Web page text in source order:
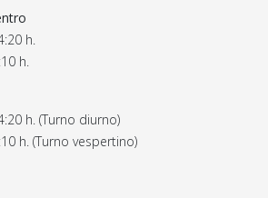
h.
h.
h. (Turno diurno)
h. (Turno vespertino)